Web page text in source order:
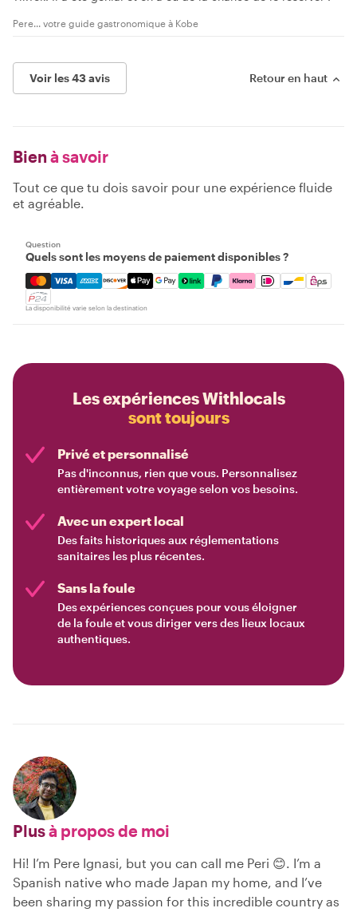
Pere... votre guide gastronomique à Kobe
Voir les 43 avis Retour en haut
Bien à savoir
Tout ce que tu dois savoir pour une expérience fluide
et agréable.
Question
Quels sont les moyens de paiement disponibles ?
Mastercard, Visa, Amex, Discover, Apple Pay, Google
La disponibilité varie selon la destination
Les expériences Withlocals
sont toujours
Privé et personnalisé
Pas d'inconnus, rien que vous. Personnalisez
entièrement votre voyage selon vos besoins.
Avec un expert local
Des faits historiques aux réglementations
sanitaires les plus récentes.
Sans la foule
Des expériences conçues pour vous éloigner
de la foule et vous diriger vers des lieux locaux
authentiques.
Plusà propos de moi
Hi! I’m Pere Ignasi, but you can call me Peri 😊. I’m a
Spanish native who made Japan my home, and I’ve
been sharing my passion for this incredible country as